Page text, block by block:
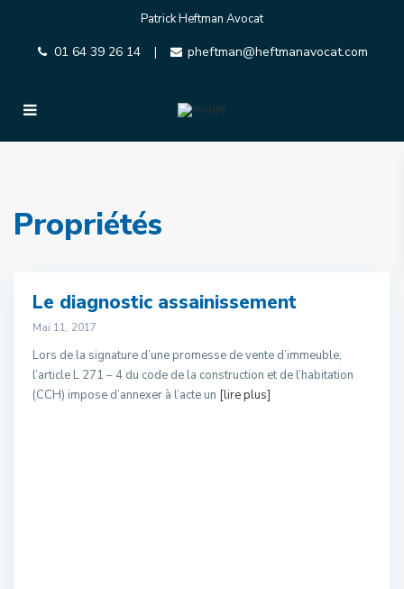
Patrick Heftman Avocat
01 64 39 26 14| pheftman@heftmanavocat.com
Propriétés
Le diagnostic assainissement
Mai 11, 2017
Lors de la signature d’une promesse de vente d’immeuble,
l’article L 271 – 4 du code de la construction et de l’habitation
(CCH) impose d’annexer à l’acte un [lire plus]